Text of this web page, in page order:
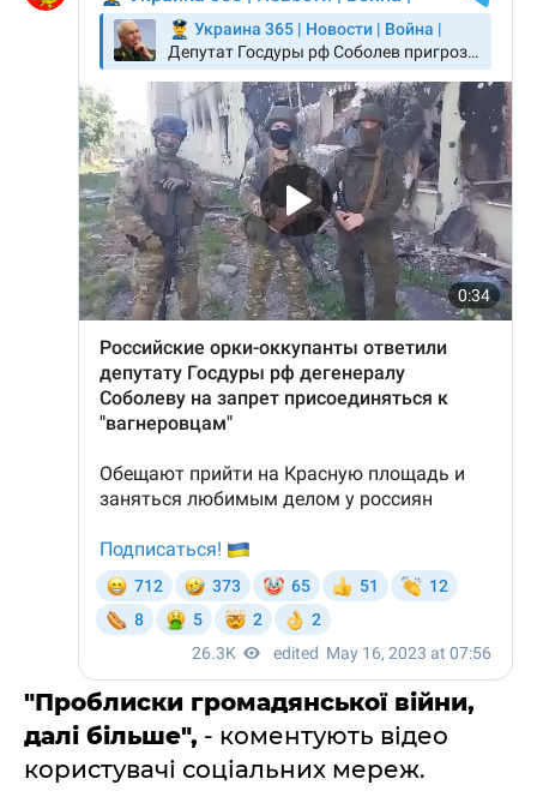
"Проблиски громадянської війни,
далі більше", - коментують відео
користувачі соціальних мереж.